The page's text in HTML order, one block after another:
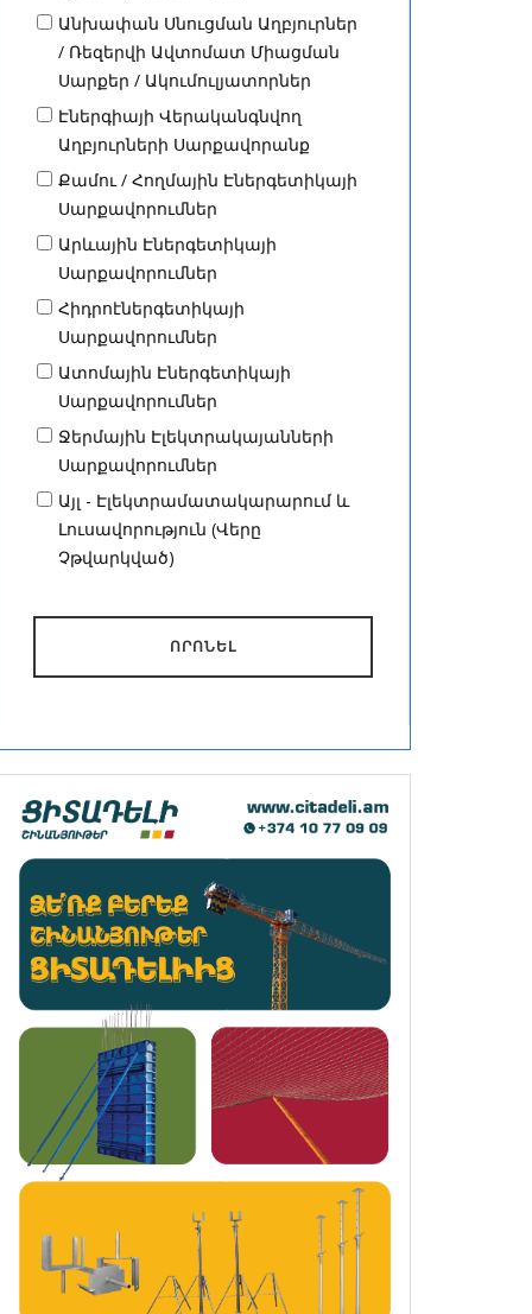
Անխափան Սնուցման Աղբյուրներ
/ Ռեզերվի Ավտոմատ Միացման
Սարքեր / Ակումուլյատորներ
Էներգիայի Վերականգնվող
Աղբյուրների Սարքավորանք
Քամու / Հողմային Էներգետիկայի
Սարքավորումներ
Արևային Էներգետիկայի
Սարքավորումներ
Հիդրոէներգետիկայի
Սարքավորումներ
Ատոմային Էներգետիկայի
Սարքավորումներ
Ջերմային Էլեկտրակայանների
Սարքավորումներ
Այլ - Էլեկտրամատակարարում և
Լուսավորություն (Վերը
Չթվարկված)
ՈՐՈՆԵԼ